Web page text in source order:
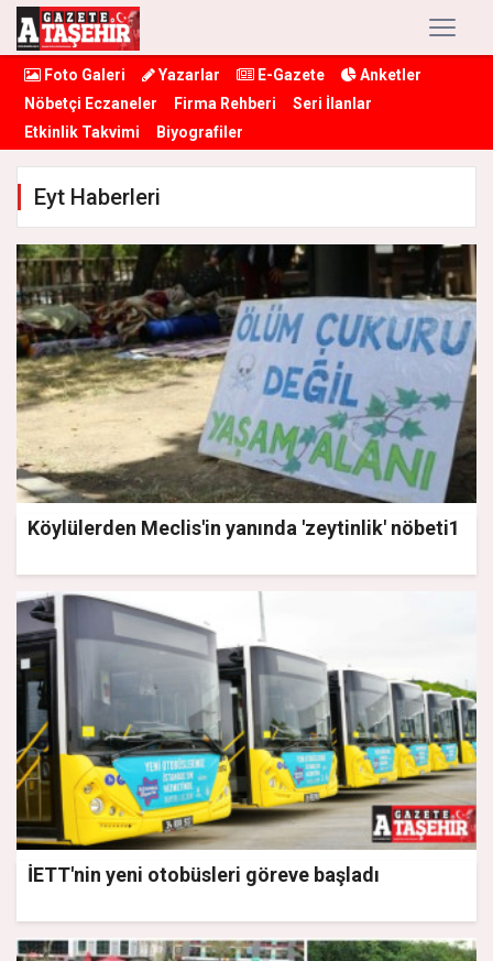
Foto Galeri Yazarlar E-Gazete
Anketler
Nöbetçi Eczaneler
Firma Rehberi
Seri İlanlar
Etkinlik Takvimi
Biyografiler
Eyt Haberleri
Köylülerden Meclis'in yanında 'zeytinlik' nöbeti1
İETT'nin yeni otobüsleri göreve başladı